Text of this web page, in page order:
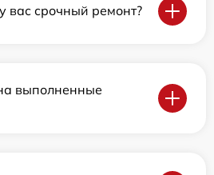
вас срочный ремонт?
выполненные